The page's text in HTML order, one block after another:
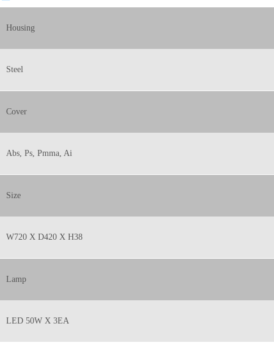
Housing
Steel
Cover
Abs, Ps, Pmma, Ai
Size
W720 X D420 X H38
Lamp
LED 50W X 3EA